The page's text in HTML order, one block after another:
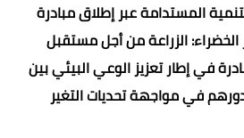
المستدامة عبر إطلاق مبادرة
الخضراء: الزراعة من أجل مستقبل
في إطار تعزيز الوعي البيئي بين
في مواجهة تحديات التغير